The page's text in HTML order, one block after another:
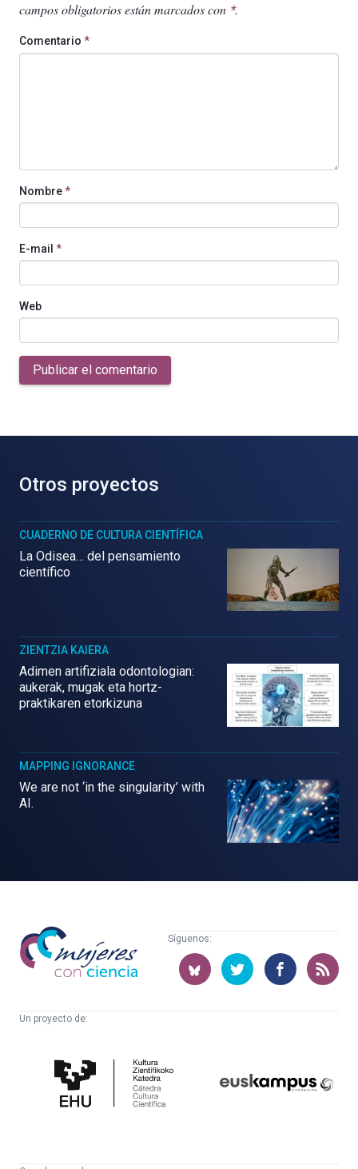
campos obligatorios están marcados con *.
Comentario *
Nombre*
E-mail *
Web
Publicar el comentario
Otros proyectos
CUADERNO DE CULTURA CIENTÍFICA
La Odisea… del pensamiento
científico
ZIENTZIA KAIERA
Adimen artifiziala odontologian:
aukerak, mugak eta hortz-
praktikaren etorkizuna
MAPPING IGNORANCE
We are not ‘in the singularity’ with
AI.
Mujeres
con
ciencia
Síguenos:
Un proyecto de:
Cultura
Científica